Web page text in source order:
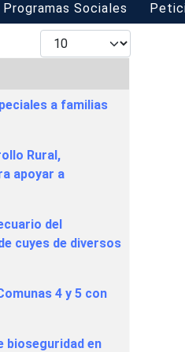
Programas Sociales
Mostrar #
a familias
Rural,
apoyar a
del
cuyes de diversos
4 y 5 con
bioseguridad en